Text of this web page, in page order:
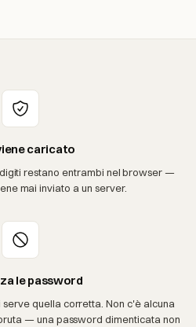
caricato
restano entrambi nel browser —
mai inviato a un server.
le password
quella corretta. Non c'è alcuna
— una password dimenticata non